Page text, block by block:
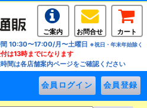
ご案内 お問合せ
カート
10:30〜17:00/月〜土曜日 ※祝日・年末年始除く
は13時までになります
間は各店舗案内ページをご確認ください